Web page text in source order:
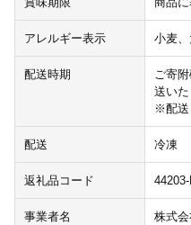
アレルギー表示 小麦
配送時期
ご寄
送いた
※配送
配送 冷凍
返礼品コード
事業者名 株式